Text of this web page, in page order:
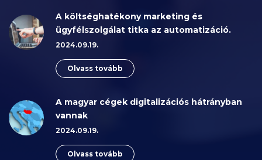
A költséghatékony marketing és
ügyfélszolgálat titka az automatizáció.
2024.09.19.
Olvass tovább
A magyar cégek digitalizációs hátrányban
vannak
2024.09.19.
Olvass tovább